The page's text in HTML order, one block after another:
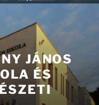
JÁNOS
ÉS